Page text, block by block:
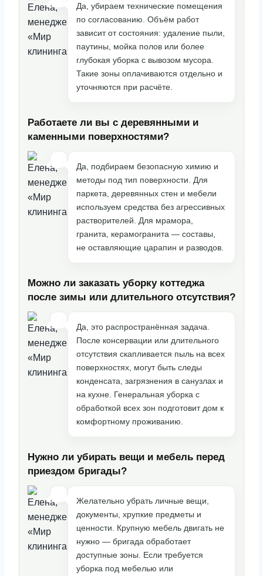
Да, убираем технические помещения
по согласованию. Объём работ
зависит от состояния: удаление пыли,
паутины, мойка полов или более
глубокая уборка с вывозом мусора.
Такие зоны оплачиваются отдельно и
уточняются при расчёте.
Работаете ли вы с деревянными и
каменными поверхностями?
Да, подбираем безопасную химию и
методы под тип поверхности. Для
паркета, деревянных стен и мебели
используем средства без агрессивных
растворителей. Для мрамора,
гранита, керамогранита — составы,
не оставляющие царапин и разводов.
Можно ли заказать уборку коттеджа
после зимы или длительного отсутствия?
Да, это распространённая задача.
После консервации или длительного
отсутствия скапливается пыль на всех
поверхностях, могут быть следы
конденсата, загрязнения в санузлах и
на кухне. Генеральная уборка с
обработкой всех зон подготовит дом к
комфортному проживанию.
Нужно ли убирать вещи и мебель перед
приездом бригады?
Желательно убрать личные вещи,
документы, хрупкие предметы и
ценности. Крупную мебель двигать не
нужно — бригада обработает
доступные зоны. Если требуется
уборка под мебелью или